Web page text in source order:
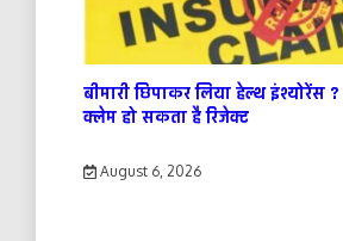
बीमारी छिपाकर लिया हेल्थ
क्लेम हो सकता है रिजेक्ट
August 6, 2026